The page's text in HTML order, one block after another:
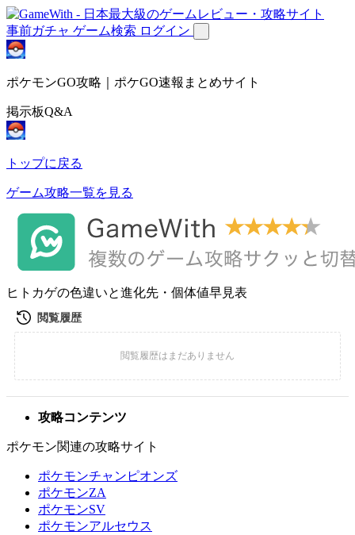
事前ガチャ ゲーム検索 ログイン
ポケモンGO攻略｜ポケGO速報まとめサイト
掲示板Q&A
トップに戻る
ゲーム攻略一覧を見る
ヒトカゲの色違いと進化先・個体値早見表
攻略コンテンツ
ポケモン関連の攻略サイト
ポケモンチャンピオンズ
ポケモンZA
ポケモンSV
ポケモンアルセウス